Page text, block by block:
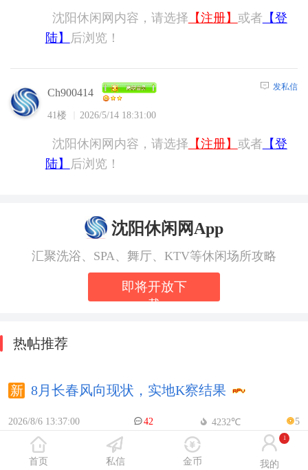
沈阳休闲网内容，请选择 【注册】 或者 【登
陆】
后浏览！
Ch900414
41楼 2026/5/14 18:31:00
发私信
沈阳休闲网内容，请选择 【注册】 或者 【登
陆】
后浏览！
沈阳休闲网App
汇聚洗浴、SPA、舞厅、KTV等休闲场所攻略
即将开放下
载
热帖推荐
8月长春风向现状，实地K察结果
2026/8/6 13:37:00 42 4232℃ 5
长春如此，有没有去泰果，越南Z团？
首页 私信 金币 我的
1